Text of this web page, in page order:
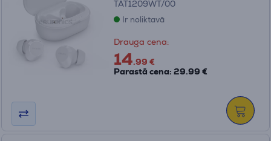
TAT1209WT/00
Ir noliktavā
Drauga cena:
14.99 €
Parastā cena: 29.99 €